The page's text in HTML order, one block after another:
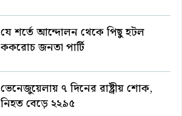
যে শর্তে আন্দোলন থেকে পিছু হটল
ককরোচ জনতা পার্টি
ভেনেজুয়েলায় ৭ দিনের রাষ্ট্রীয় শোক,
নিহত বেড়ে ২২৯৫